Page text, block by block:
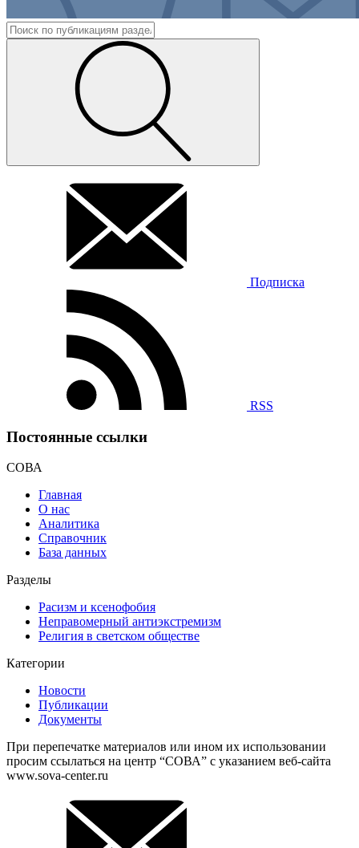
Подписка
RSS
Постоянные ссылки
СОВА
Главная
О нас
Аналитика
Справочник
База данных
Разделы
Расизм и ксенофобия
Неправомерный антиэкстремизм
Религия в светском обществе
Категории
Новости
Публикации
Документы
При перепечатке материалов или ином их использовании
просим ссылаться на центр “СОВА” с указанием веб-сайта
www.sova-center.ru